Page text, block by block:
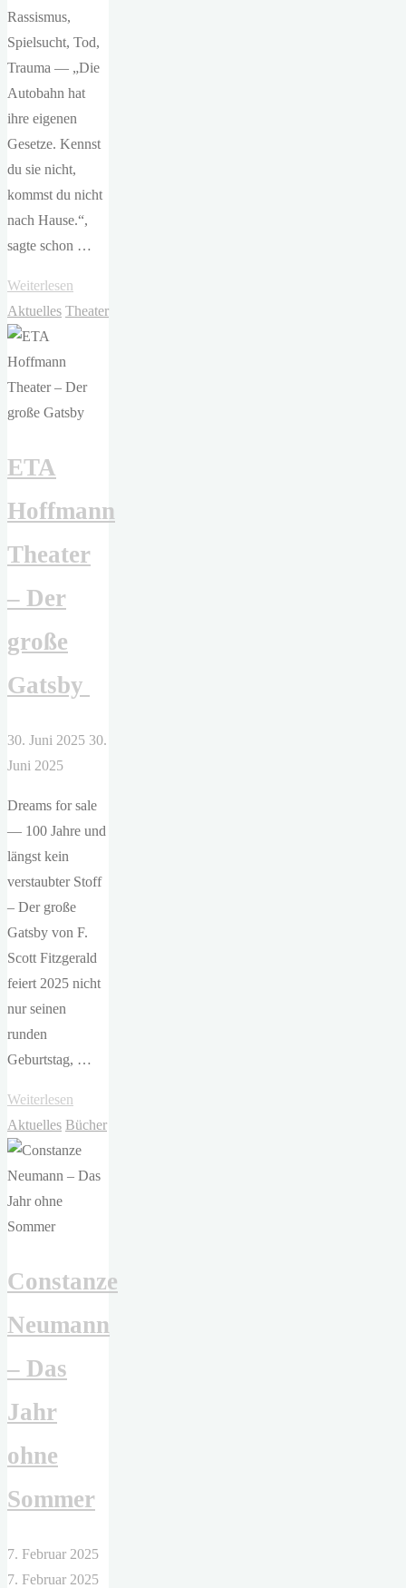
Rassismus,
Spielsucht, Tod,
Trauma — „Die
Autobahn hat
ihre eigenen
Gesetze. Kennst
du sie nicht,
kommst du nicht
nach Hause.“,
sagte schon …
Weiterlesen
Müllensiefen
muss
man
Aktuelles Theater
ETA
Hoffmann
Theater
– Der
große
Gatsby
30. Juni 2025 30.
Juni 2025
Dreams for sale
— 100 Jahre und
längst kein
verstaubter Stoff
– Der große
Gatsby von F.
Scott Fitzgerald
feiert 2025 nicht
nur seinen
runden
Geburtstag, …
Weiterlesen
Hoffmann
Theater
–
Aktuelles Bücher
Constanze
Neumann
– Das
Jahr
ohne
Sommer
7. Februar 2025
7. Februar 2025